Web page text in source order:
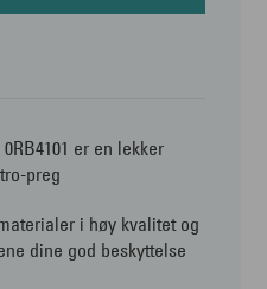
er en lekker
preg
i høy kvalitet og
dine god beskyttelse